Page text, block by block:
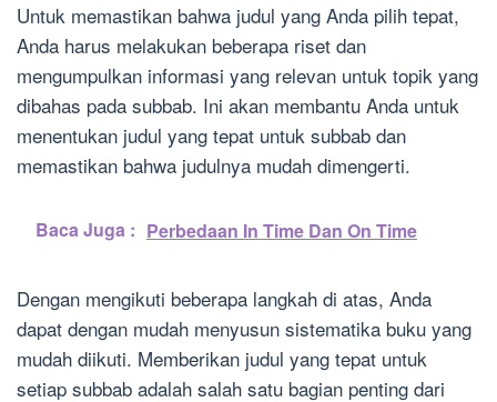
Untuk memastikan bahwa judul yang Anda pilih tepat,
Anda harus melakukan beberapa riset dan
mengumpulkan informasi yang relevan untuk topik yang
dibahas pada subbab. Ini akan membantu Anda untuk
menentukan judul yang tepat untuk subbab dan
memastikan bahwa judulnya mudah dimengerti.
Baca Juga : Perbedaan In Time Dan On Time
Dengan mengikuti beberapa langkah di atas, Anda
dapat dengan mudah menyusun sistematika buku yang
mudah diikuti. Memberikan judul yang tepat untuk
setiap subbab adalah salah satu bagian penting dari